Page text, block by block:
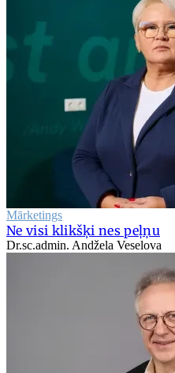
Mārketings
Ne visi klikšķi nes peļņu
Dr.sc.admin. Andžela Veselova